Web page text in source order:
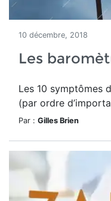
10 décembre, 2018
Les
Les 10 symptômes
(par ordre
Par : Gilles Brien